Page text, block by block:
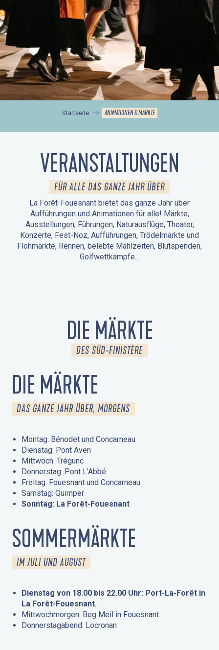
Startseite ANIMATIONEN & MÄRKTE
VERANSTALTUNGEN
FÜR ALLE DAS GANZE JAHR ÜBER
La Forêt-Fouesnant bietet das ganze Jahr über
Aufführungen und Animationen für alle! Märkte,
Ausstellungen, Führungen, Naturausflüge, Theater,
Konzerte, Fest-Noz, Aufführungen, Trödelmärkte und
Flohmärkte, Rennen, belebte Mahlzeiten, Blutspenden,
Golfwettkämpfe…
DIE MÄRKTE
DES SÜD-FINISTÈRE
DIE MÄRKTE
DAS GANZE JAHR ÜBER, MORGENS
Montag: Bénodet und Concarneau
Dienstag: Pont Aven
Mittwoch: Trégunc
Donnerstag: Pont L’Abbé
Freitag: Fouesnant und Concarneau
Samstag: Quimper
Sonntag: La Forêt-Fouesnant
SOMMERMÄRKTE
IM JULI UND AUGUST
Dienstag von 18.00 bis 22.00 Uhr: Port-La-Forêt in
La Forêt-Fouesnant.
Mittwochmorgen: Beg Meil in Fouesnant
Donnerstagabend: Locronan